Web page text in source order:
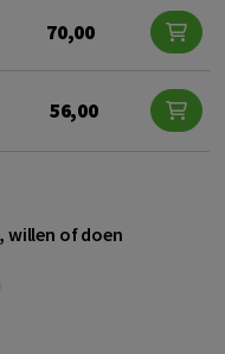
70,00
56,00
willen of doen